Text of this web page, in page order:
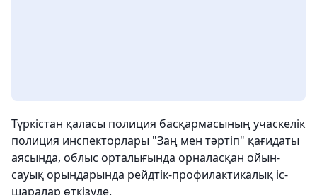
Түркістан қаласы полиция басқармасының учаскелік
полиция инспекторлары "Заң мен тәртіп" қағидаты
аясында, облыс орталығында орналасқан ойын-
сауық орындарында рейдтік-профилактикалық іс-
шаралар өткізуде.